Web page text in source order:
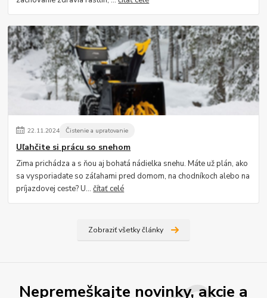
22.11.2024 Čistenie a upratovanie
Uľahčite si prácu so snehom
Zima prichádza a s ňou aj bohatá nádielka snehu. Máte už plán, ako
sa vysporiadate so záľahami pred domom, na chodníkoch alebo na
príjazdovej ceste? U...čítať celé
Zobraziť všetky články
Nepremeškajte novinky, akcie a